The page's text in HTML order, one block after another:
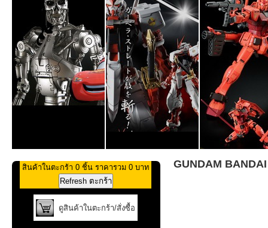
สินค้าในตะกร้า 0 ชิ้น ราคารวม 0 บาท
ดูสินค้าในตะกร้า/สั่งซื้อ
GUNDAM